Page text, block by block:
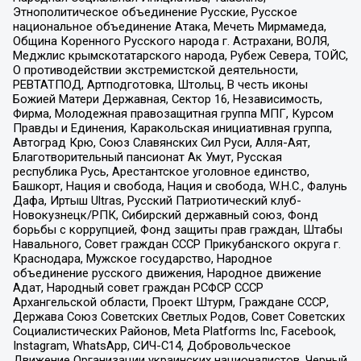
Этнополитическое объединение Русские, Русское
национальное объединение Атака, Мечеть Мирмамеда,
Община Коренного Русского народа г. Астрахани, ВОЛЯ,
Меджлис крымскотатарского народа, Рубеж Севера, ТОЙС,
О противодействии экстремистской деятельности,
РЕВТАТПОД, Артподготовка, Штольц, В честь иконы
Божией Матери Державная, Сектор 16, Независимость,
Фирма, Молодежная правозащитная группа МПГ, Курсом
Правды и Единения, Каракольская инициативная группа,
Автоград Крю, Союз Славянских Сил Руси, Алля-Аят,
Благотворительный пансионат Ак Умут, Русская
республика Русь, Арестантское уголовное единство,
Башкорт, Нация и свобода, Нация и свобода, W.H.С., Фалунь
Дафа, Иртыш Ultras, Русский Патриотический клуб-
Новокузнецк/РПК, Сибирский державный союз, Фонд
борьбы с коррупцией, Фонд защиты прав граждан, Штабы
Навального, Совет граждан СССР Прикубанского округа г.
Краснодара, Мужское государство, Народное
объединение русского движения, Народное движение
Адат, Народный совет граждан РСФСР СССР
Архангельской области, Проект Штурм, Граждане СССР,
Держава Союз Советских Светлых Родов, Совет Советских
Социалистических Районов, Meta Platforms Inc, Facebook,
Instagram, WhatsApp, СИЧ-С14, Добровольческое